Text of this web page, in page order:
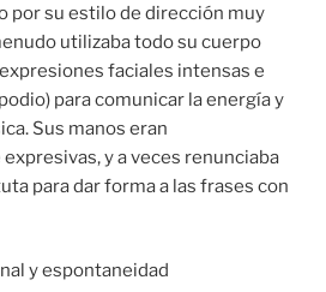
por su estilo de dirección muy
utilizaba todo su cuerpo
faciales intensas e
para comunicar la energía y
Sus manos eran
y a veces renunciaba
para dar forma a las frases con
y espontaneidad